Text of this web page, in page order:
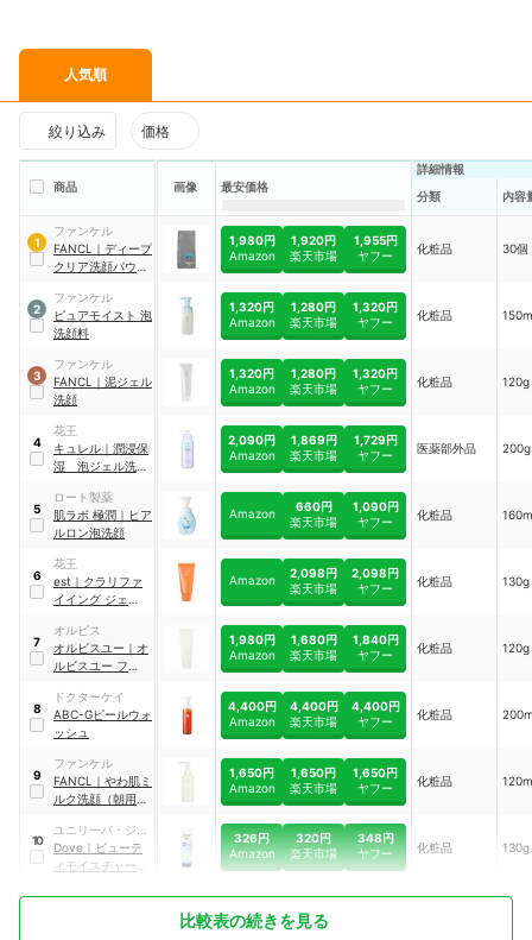
人気順
絞り込み 価格
商品 画像 最安価格
詳細情報
分類
内容
1
ファンケル
FANCL
｜ ディープ
クリア洗顔パウダ
1,980円
Amazon
1,920円
楽天市場
1,955円
ヤフー
化粧品 30個
2
ファンケル
ピュアモイスト 泡
洗顔料
1,320円
Amazon
1,280円
楽天市場
1,320円
ヤフー
化粧品
3
ファンケル
FANCL
｜ 泥ジェル
洗顔
1,320円
Amazon
1,280円
楽天市場
1,320円
ヤフー
化粧品 120g
4
花王
キュレル ｜ 潤浸保
湿 泡ジェル洗顔
2,090円
Amazon
1,869円
楽天市場
1,729円
ヤフー
医薬部外品 200g
5
ロート製薬
肌ラボ 極潤 ｜ ヒア
ルロン泡洗顔
Amazon
660円
楽天市場
1,090円
ヤフー
化粧品
6
花王
est ｜ クラリファ
イイング ジェル
Amazon
2,098円
楽天市場
2,098円
ヤフー
化粧品 130g
7
オルビス
オルビスユー ｜ オ
ルビスユー フォー
1,980円
Amazon
1,680円
楽天市場
1,840円
ヤフー
化粧品 120g
8
ドクターケイ
ABC-Gピールウォ
ッシュ
4,400円
Amazon
4,400円
楽天市場
4,400円
ヤフー
化粧品
9
ファンケル
FANCL
｜ やわ肌ミ
ルク洗顔（朝用ミ
1,650円
Amazon
1,650円
楽天市場
1,650円
ヤフー
化粧品
10
ユニリーバ・ジャ
パン
Dove ｜ ビューテ
ィモイスチャー 洗
326円
Amazon
320円
楽天市場
348円
ヤフー
化粧品 130g
比較表の続きを見る